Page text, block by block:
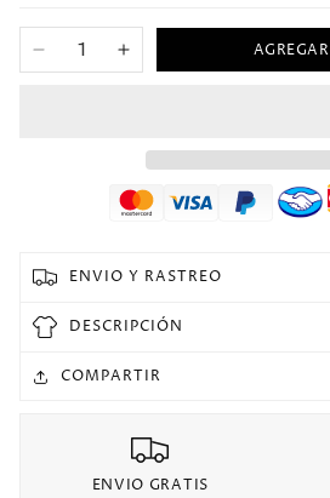
Reducir
corta
Versión
Fan
Retro
Aumentar
Boca
Local
Versión
Fan
ENVIO Y RASTREO
DESCRIPCIÓN
COMPARTIR
ENVIO GRATIS